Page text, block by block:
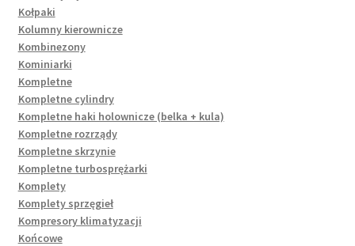
Kołpaki
Kolumny kierownicze
Kombinezony
Kominiarki
Kompletne
Kompletne cylindry
Kompletne haki holownicze (belka + kula)
Kompletne rozrządy
Kompletne skrzynie
Kompletne turbosprężarki
Komplety
Komplety sprzęgieł
Kompresory klimatyzacji
Końcowe